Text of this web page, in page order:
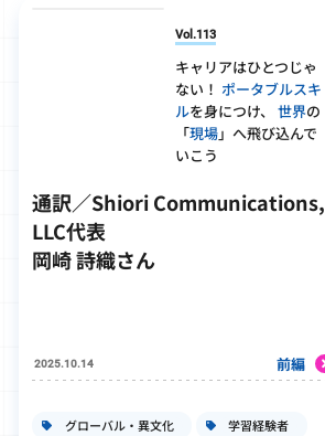
Vol.113
キャリアはひとつじゃ
ない！ ポータブルスキ
ルを身につけ、 世界の
「現場」へ飛び込んで
いこう
通訳／Shiori Communications,
LLC代表
岡崎 詩織さん
2025.10.14 前編
グローバル・異文化 学習経験者